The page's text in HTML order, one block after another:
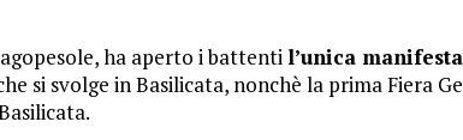
ha aperto i battentil’unica
si svolge in Basilicata, nonchè la prima Fiera